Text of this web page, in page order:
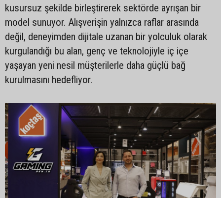
kusursuz şekilde birleştirerek sektörde ayrışan bir
model sunuyor. Alışverişin yalnızca raflar arasında
değil, deneyimden dijitale uzanan bir yolculuk olarak
kurgulandığı bu alan, genç ve teknolojiyle iç içe
yaşayan yeni nesil müşterilerle daha güçlü bağ
kurulmasını hedefliyor.